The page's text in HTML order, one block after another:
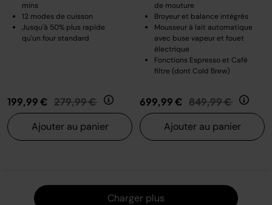
mins
12 modes de cuisson
Jusqu'à 50% plus rapide
qu'un four standard
199,99 € Prix réduit de
279,99 € au
Ajouter au panier
de mouture
Broyeur et balance intégrés
Mousseur à lait automatique
avec buse vapeur et fouet
électrique
Fonctions Espresso et Café
filtre (dont Cold Brew)
699,99 € Prix réduit de
849,99 € au
Ajouter au panier
Charger plus